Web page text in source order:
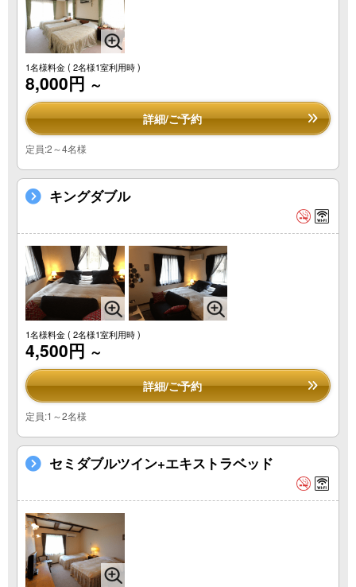
1名様料金( 2名様1室利用時 )
8,000円 ～
詳細/ご予約
定員:2～4名様
キングダブル
1名様料金( 2名様1室利用時 )
4,500円 ～
詳細/ご予約
定員:1～2名様
セミダブルツイン+エキストラベッド